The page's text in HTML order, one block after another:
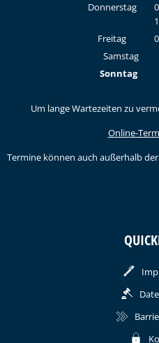
Donnerstag
Freitag
Samstag
Sonntag
Um lange Wartezeiten zu
Online-
Termine können auch außerhalb